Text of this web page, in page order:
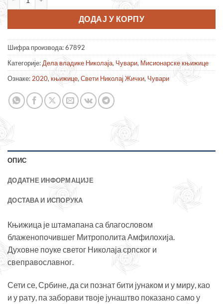
ДОДАЈ У КОРПУ
Шифра производа:67892
Категорије: Дела владике Николаја, Чувари, Мисионарске књижице
Ознаке: 2020,књижице, Свети Николај Жички, Чувари
ОПИС
ДОДАТНЕ ИНФОРМАЦИЈЕ
ДОСТАВА И ИСПОРУКА
Књижица је штамапана са благословом
блаженопочившег Митрополита Амфилохија.
Духовне поуке светог Николаја српског и
свеправославног.
Сети се, Србине, да си познат бити јунаком и у миру, као
и у рату, па заборави твоје јунаштво показано само у